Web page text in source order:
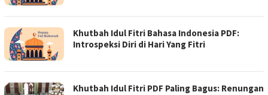
Khutbah Idul Fitri Bahasa Indonesia PDF:
Introspeksi Diri di Hari Yang Fitri
Khutbah Idul Fitri PDF Paling Bagus: Renungan